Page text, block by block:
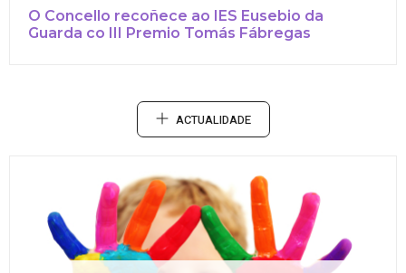
O Concello recoñece ao IES Eusebio da
Guarda co III Premio Tomás Fábregas
ACTUALIDADE